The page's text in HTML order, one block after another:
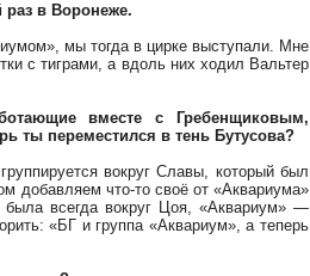
в Воронеже.
мы тогда в цирке выступали. Мне
с тиграми, а вдоль них ходил Вальтер
вместе с Гребенщиковым,
ты переместился в тень Бутусова?
группируется вокруг Славы, который был
добавляем что-то своё от «Аквариума»
всегда вокруг Цоя, «Аквариум» —
«БГ и группа «Аквариум», а теперь